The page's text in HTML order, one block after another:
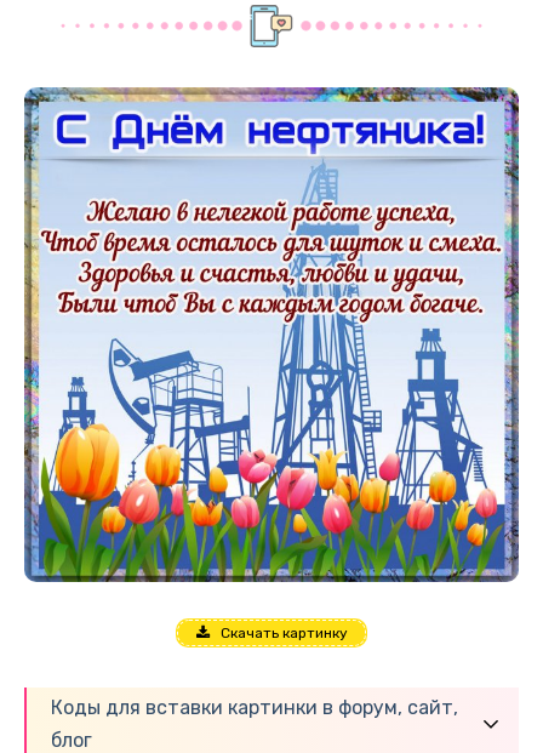
Скачать картинку
Коды для вставки картинки в форум, сайт,
блог